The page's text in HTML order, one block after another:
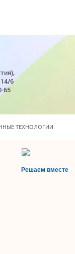
6
65
ТЕХНОЛОГИИ
Решаем вместе